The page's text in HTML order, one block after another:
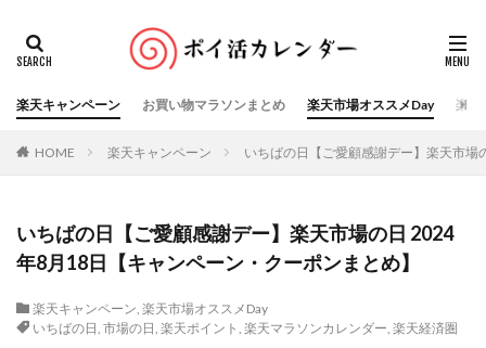
楽天キャンペーン お買い物マラソンまとめ 楽天市場オススメDay 楽天
HOME 楽天キャンペーン いちばの日【ご愛顧感謝デー】楽天市
いちばの日【ご愛顧感謝デー】楽天市場の日 2024
年8月18日【キャンペーン・クーポンまとめ】
楽天キャンペーン, 楽天市場オススメDay
いちばの日, 市場の日, 楽天ポイント , 楽天マラソンカレンダー, 楽天経済圏